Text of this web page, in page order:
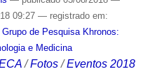
09:27 — registrado em:
Grupo de Pesquisa Khronos:
e Medicina
/Fotos /Eventos 2018